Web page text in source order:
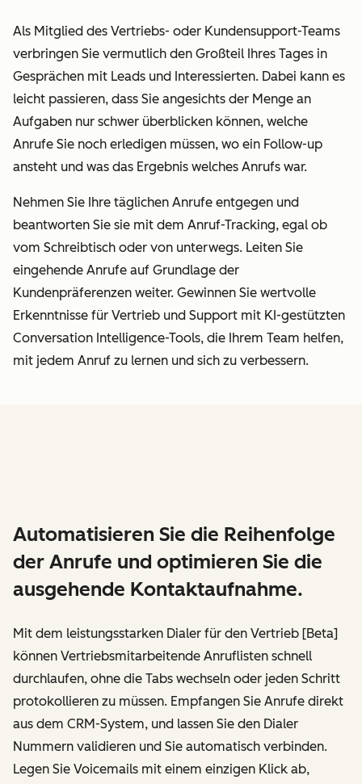
Als Mitglied des Vertriebs- oder Kundensupport-Teams
verbringen Sie vermutlich den Großteil Ihres Tages in
Gesprächen mit Leads und Interessierten. Dabei kann es
leicht passieren, dass Sie angesichts der Menge an
Aufgaben nur schwer überblicken können, welche
Anrufe Sie noch erledigen müssen, wo ein Follow-up
ansteht und was das Ergebnis welches Anrufs war.
Nehmen Sie Ihre täglichen Anrufe entgegen und
beantworten Sie sie mit dem Anruf-Tracking, egal ob
vom Schreibtisch oder von unterwegs. Leiten Sie
eingehende Anrufe auf Grundlage der
Kundenpräferenzen weiter. Gewinnen Sie wertvolle
Erkenntnisse für Vertrieb und Support mit KI-gestützten
Conversation Intelligence-Tools, die Ihrem Team helfen,
mit jedem Anruf zu lernen und sich zu verbessern.
Automatisieren Sie die Reihenfolge
der Anrufe und optimieren Sie die
ausgehende Kontaktaufnahme.
Mit dem leistungsstarken Dialer für den Vertrieb [Beta]
können Vertriebsmitarbeitende Anruflisten schnell
durchlaufen, ohne die Tabs wechseln oder jeden Schritt
protokollieren zu müssen. Empfangen Sie Anrufe direkt
aus dem CRM-System, und lassen Sie den Dialer
Nummern validieren und Sie automatisch verbinden.
Legen Sie Voicemails mit einem einzigen Klick ab,